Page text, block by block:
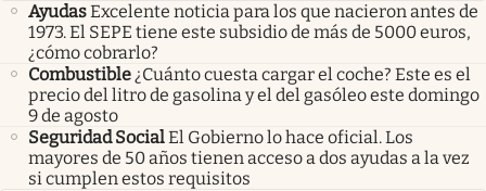
AyudasExcelente noticia para los que nacieron antes de
1973. El SEPE tiene este subsidio de más de 5000 euros,
¿cómo cobrarlo?
Combustible¿Cuánto cuesta cargar el coche? Este es el
precio del litro de gasolina y el del gasóleo este domingo
9 de agosto
Seguridad SocialEl Gobierno lo hace oficial. Los
mayores de 50 años tienen acceso a dos ayudas a la vez
si cumplen estos requisitos